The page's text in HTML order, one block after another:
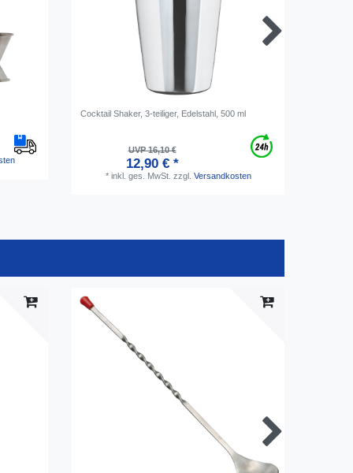
Cocktail Shaker, 3-teiliger, Edelstahl, 500 ml
UVP 16,10 €
12,90 € *
* inkl. ges. MwSt. zzgl. Versandkosten